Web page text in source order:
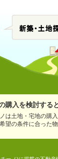
購入を検討する
は土地・宅地の購
望の条件に合った